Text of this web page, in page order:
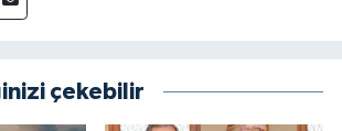
çekebilir